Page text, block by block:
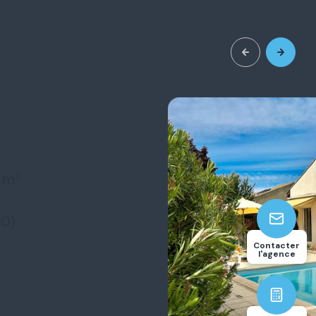
chambre(s)
117.94
m²
Contacter
l'agence